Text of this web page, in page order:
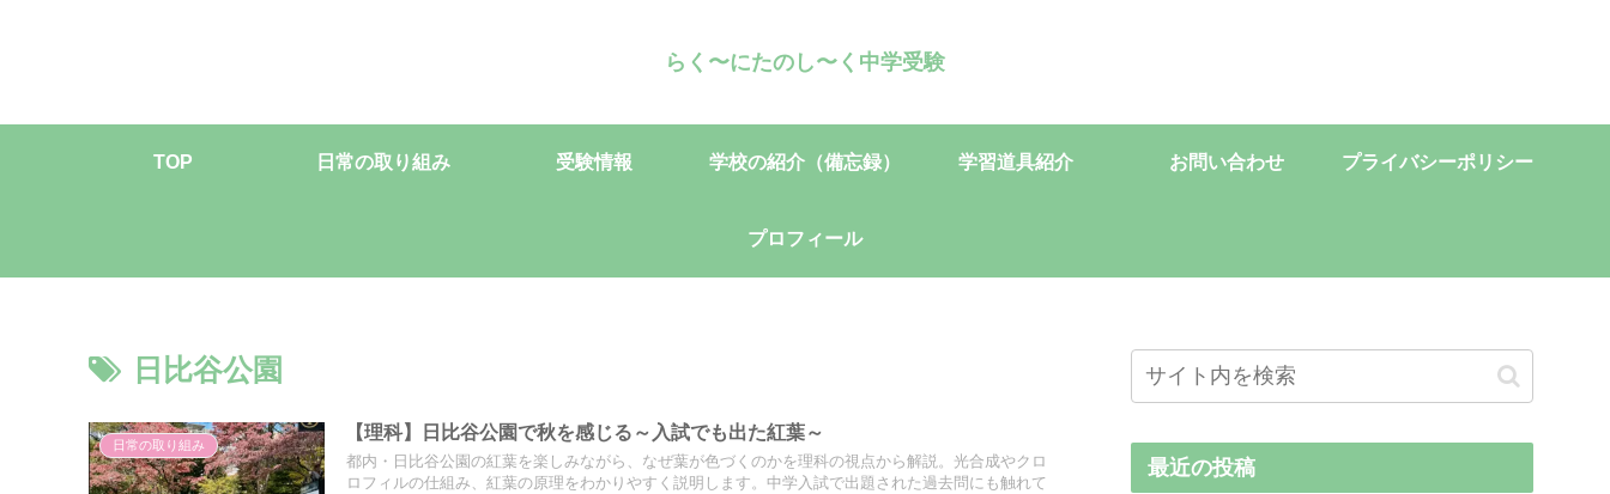
らく〜にたのし〜く中学受験
TOP 日常の取り組み 受験情報 学校の紹介（備忘録） 学習道具紹介 お問い合わせ プライバシーポリシー
プロフィール
日比谷公園
日常の取り組み
【理科】日比谷公園で秋を感じる～入試でも出た紅葉～
都内・日比谷公園の紅葉を楽しみながら、なぜ葉が色づくのかを理科の視点から解説。光合成やクロ
ロフィルの仕組み、紅葉の原理をわかりやすく説明します。中学入試で出題された過去問にも触れて
最近の投稿